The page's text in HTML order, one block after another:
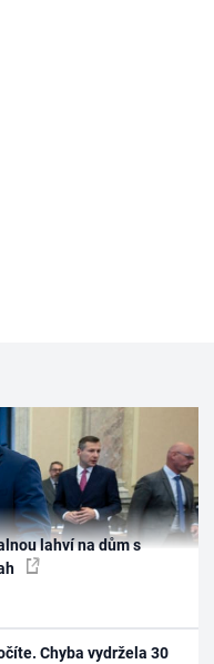
lahví na dům s
Chyba vydržela 30